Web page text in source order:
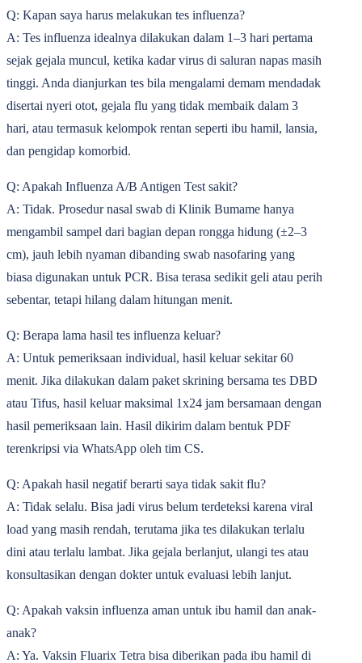
Q: Kapan saya harus melakukan tes influenza?
A: Tes influenza idealnya dilakukan dalam 1‒3 hari pertama
sejak gejala muncul, ketika kadar virus di saluran napas masih
tinggi. Anda dianjurkan tes bila mengalami demam mendadak
disertai nyeri otot, gejala flu yang tidak membaik dalam 3
hari, atau termasuk kelompok rentan seperti ibu hamil, lansia,
dan pengidap komorbid.
Q: Apakah Influenza A/B Antigen Test sakit?
A: Tidak. Prosedur nasal swab di Klinik Bumame hanya
mengambil sampel dari bagian depan rongga hidung (±2‒3
cm), jauh lebih nyaman dibanding swab nasofaring yang
biasa digunakan untuk PCR. Bisa terasa sedikit geli atau perih
sebentar, tetapi hilang dalam hitungan menit.
Q: Berapa lama hasil tes influenza keluar?
A: Untuk pemeriksaan individual, hasil keluar sekitar 60
menit. Jika dilakukan dalam paket skrining bersama tes DBD
atau Tifus, hasil keluar maksimal 1x24 jam bersamaan dengan
hasil pemeriksaan lain. Hasil dikirim dalam bentuk PDF
terenkripsi via WhatsApp oleh tim CS.
Q: Apakah hasil negatif berarti saya tidak sakit flu?
A: Tidak selalu. Bisa jadi virus belum terdeteksi karena viral
load yang masih rendah, terutama jika tes dilakukan terlalu
dini atau terlalu lambat. Jika gejala berlanjut, ulangi tes atau
konsultasikan dengan dokter untuk evaluasi lebih lanjut.
Q: Apakah vaksin influenza aman untuk ibu hamil dan anak-
anak?
A: Ya. Vaksin Fluarix Tetra bisa diberikan pada ibu hamil di